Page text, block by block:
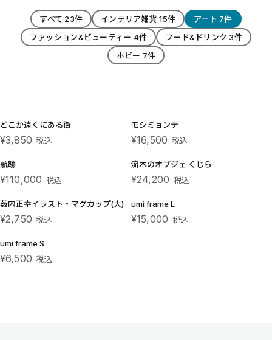
すべて 23件 インテリア雑貨 15件
アート 7件
ファッション&ビューティー 4件
フード&ドリンク 3件
ホビー 7件
どこか遠くにある街
¥3,850 税込
モシミョンテ
¥16,500 税込
航跡
¥110,000 税込
流木のオブジェ くじら
¥24,200 税込
薮内正幸イラスト・マグカップ(大)
¥2,750 税込
umi frame L
¥15,000 税込
umi frame S
¥6,500 税込